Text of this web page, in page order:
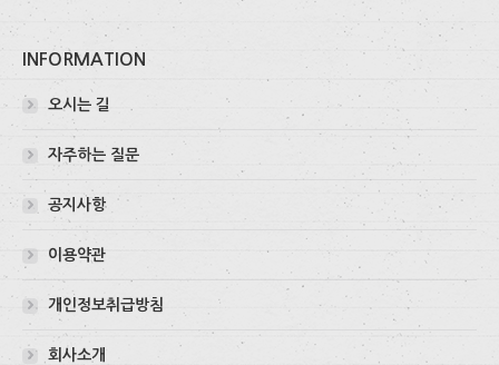
INFORMATION
오시는 길
자주하는 질문
공지사항
이용약관
개인정보취급방침
회사소개